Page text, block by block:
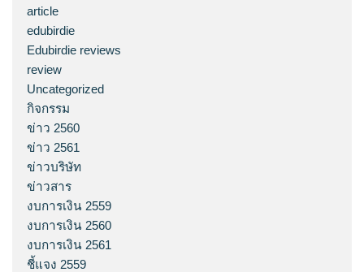
article
edubirdie
Edubirdie reviews
review
Uncategorized
กิจกรรม
ข่าว 2560
ข่าว 2561
ข่าวบริษัท
ข่าวสาร
งบการเงิน 2559
งบการเงิน 2560
งบการเงิน 2561
ชี้แจง 2559